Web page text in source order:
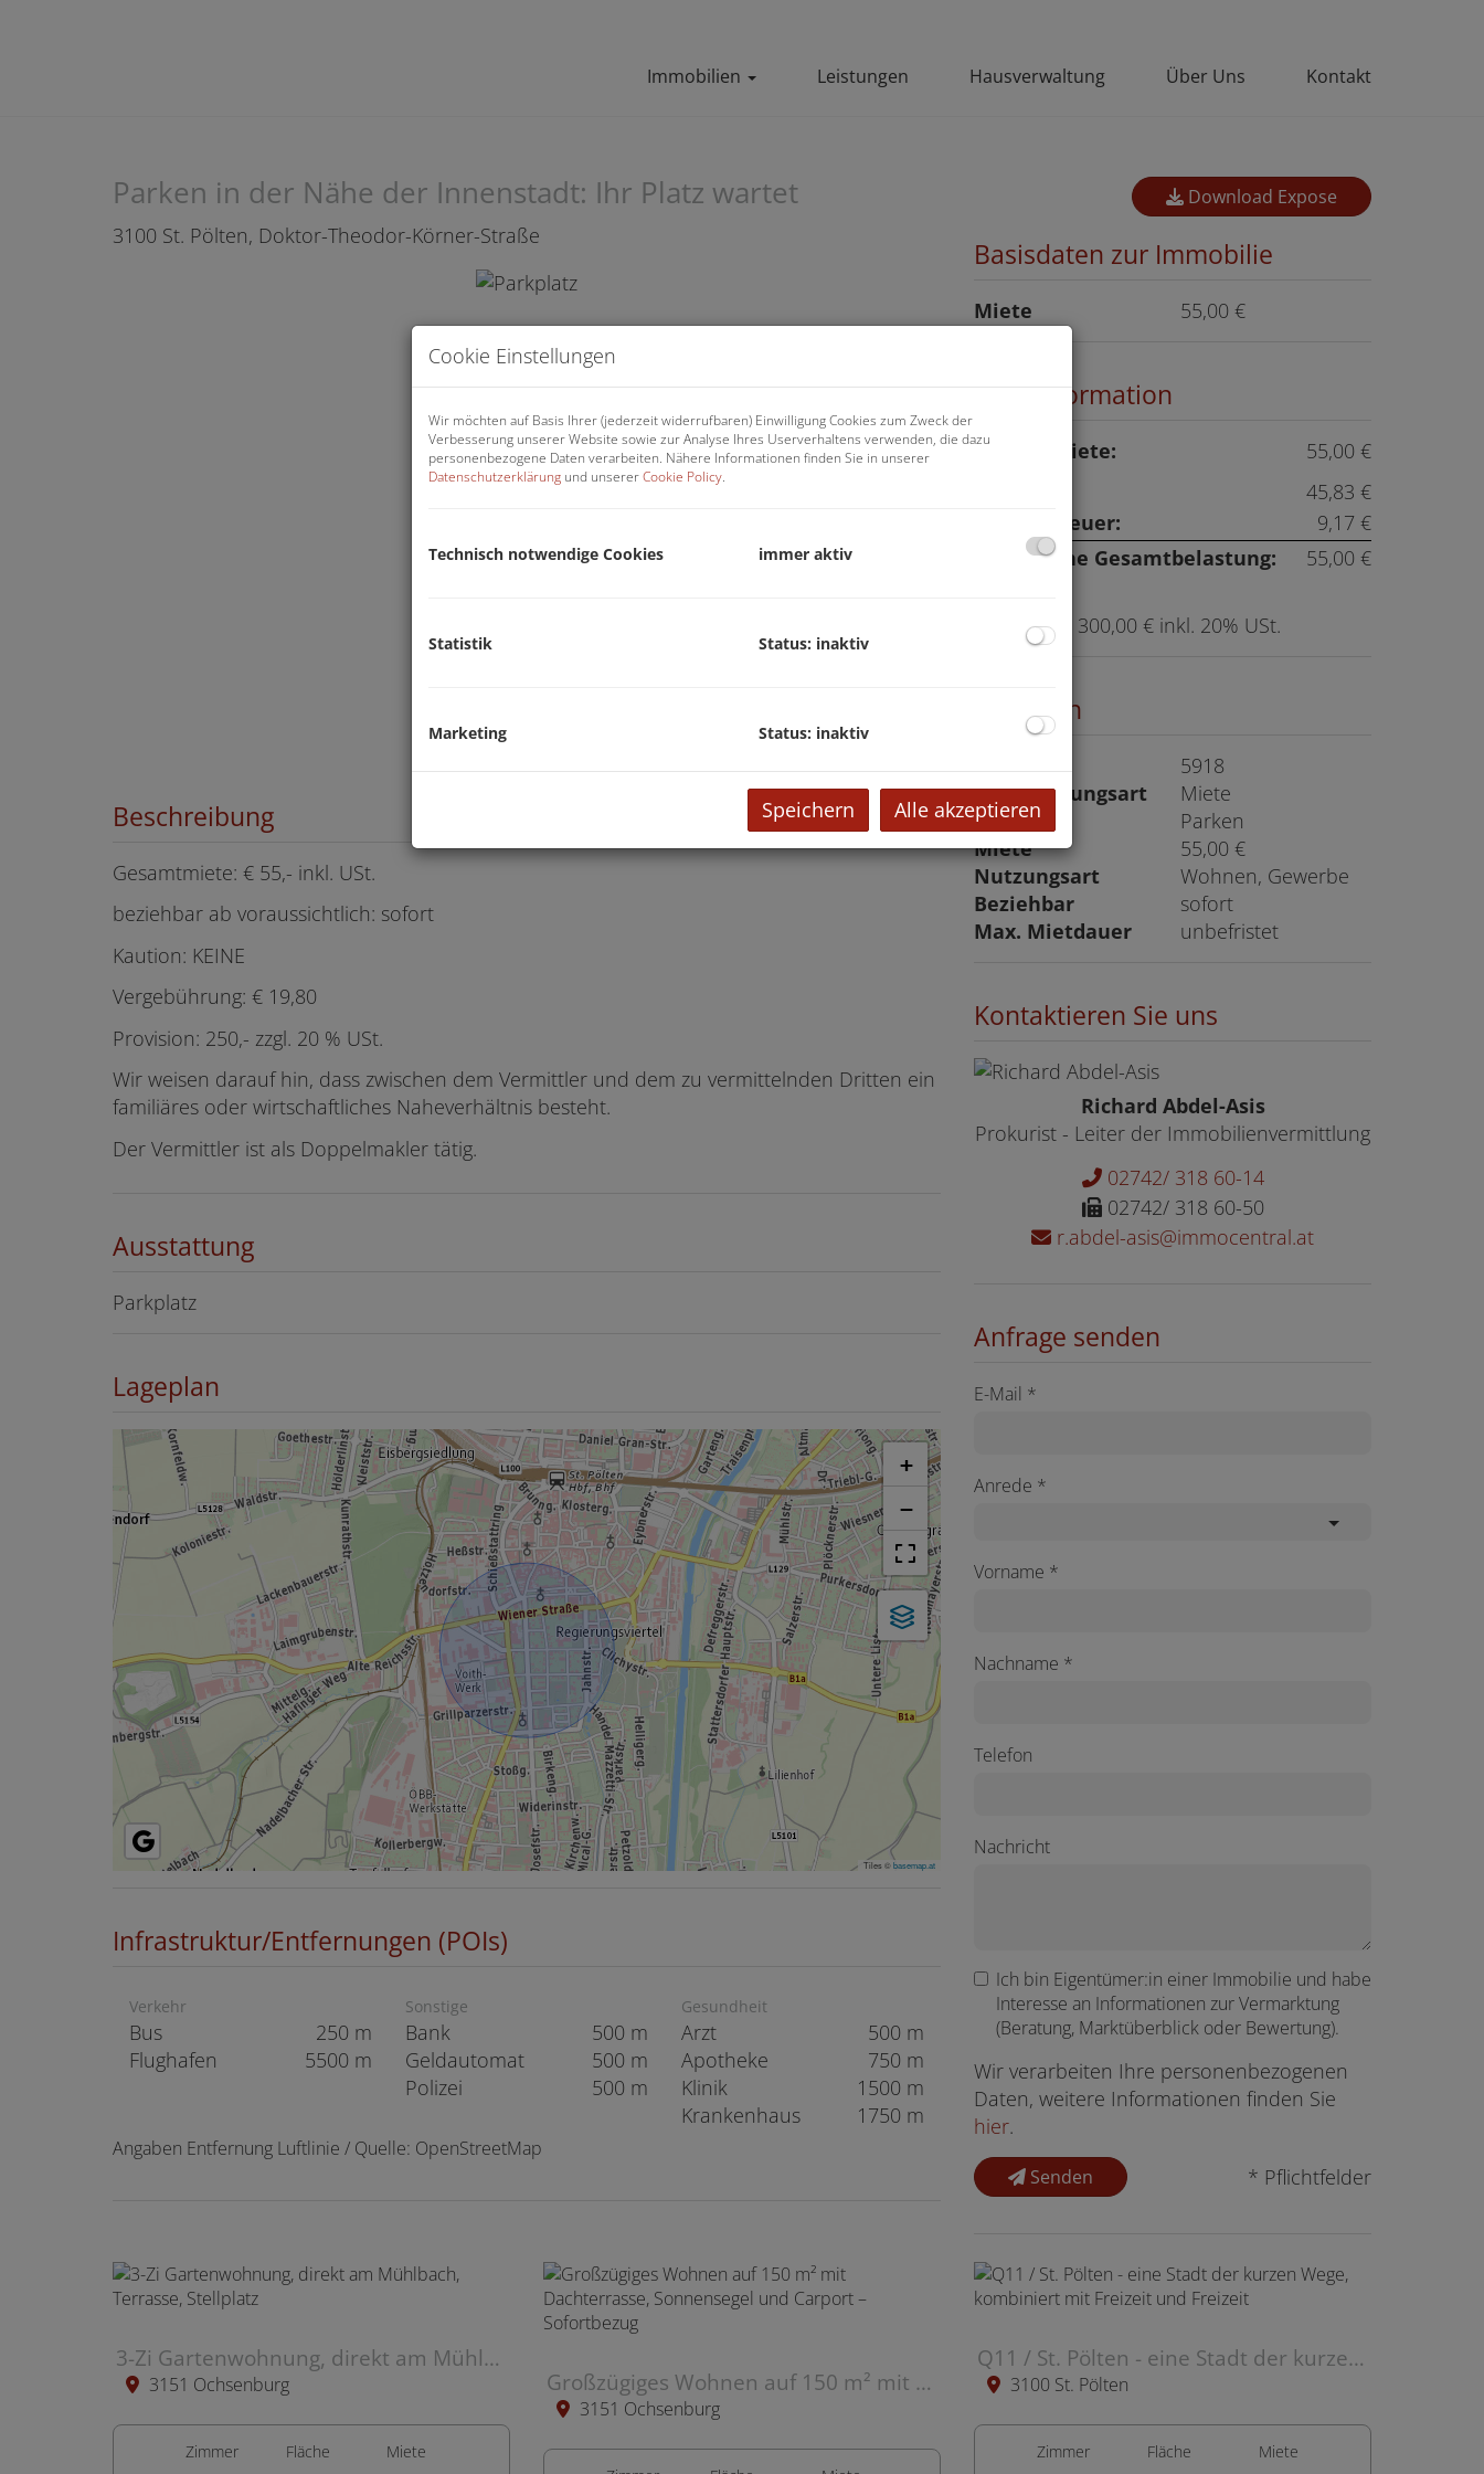
Immobilien Leistungen Hausverwaltung Über Uns Kontakt
Parken in der Nähe der Innenstadt: Ihr Platz wartet
3100 St. Pölten, Doktor-Theodor-Körner-Straße
Parkplatz
Beschreibung
Gesamtmiete: € 55,- inkl. USt.
beziehbar ab voraussichtlich: sofort
Kaution: KEINE
Vergebührung: € 19,80
Provision: 250,- zzgl. 20 % USt.
Wir weisen darauf hin, dass zwischen dem Vermittler und dem zu vermittelnden Dritten ein
familiäres oder wirtschaftliches Naheverhältnis besteht.
Der Vermittler ist als Doppelmakler tätig.
Ausstattung
Parkplatz
Lageplan
+
−
Tiles ©basemap.at
Infrastruktur/Entfernungen (POIs)
Verkehr
Bus
250 m
Flughafen
5500 m
Sonstige
Bank
500 m
Geldautomat
500 m
Polizei
500 m
Gesundheit
Arzt
500 m
Apotheke
750 m
Klinik
1500 m
Krankenhaus
1750 m
Angaben Entfernung Luftlinie / Quelle: OpenStreetMap
Download Expose
Basisdaten zur Immobilie
Miete 55,00 €
Preisinformation
Gesamtmiete:
55,00 €
45,83 €
Umsatzsteuer:
9,17 €
monatliche Gesamtbelastung:
55,00 €
Provision: 300,00 € inkl. 20% USt.
Eckdaten
Objektnr.
5918
Vermarktungsart
Miete
Objektart
Parken
Miete
55,00 €
Nutzungsart
Wohnen Gewerbe
Beziehbar
sofort
Max. Mietdauer
unbefristet
Kontaktieren Sie uns
Richard Abdel-Asis
Prokurist - Leiter der Immobilienvermittlung
02742/ 318 60-14
02742/ 318 60-50
r.abdel-asis@immocentral.at
Anfrage senden
E-Mail
Anrede
Vorname
Nachname
Telefon
Nachricht
Ich bin Eigentümer:in einer Immobilie und habe
Interesse an Informationen zur Vermarktung
(Beratung, Marktüberblick oder Bewertung).
Wir verarbeiten Ihre personenbezogenen
Daten, weitere Informationen finden Sie
hier.
Senden * Pflichtfelder
3-Zi Gartenwohnung, direkt am Mühlbach, Terrasse, Stellplatz
3151 Ochsenburg
Zimmer Fläche Miete
Großzügiges Wohnen auf 150 m² mit Dachterrasse, Sonnensegel und Carport – Sofortbezug
3151 Ochsenburg
Q11 / St. Pölten - eine Stadt der kurzen Wege, kombiniert mit Freizeit und Freizeit
3100 St. Pölten
Zimmer Fläche Miete
Cookie Einstellungen
Wir möchten auf Basis Ihrer (jederzeit widerrufbaren) Einwilligung Cookies zum Zweck der
Verbesserung unserer Website sowie zur Analyse Ihres Userverhaltens verwenden, die dazu
personenbezogene Daten verarbeiten. Nähere Informationen finden Sie in unserer
Datenschutzerklärung und unsererCookie Policy.
Technisch notwendige Cookies immer aktiv
Statistik Status: inaktiv
Marketing Status: inaktiv
Speichern Alle akzeptieren